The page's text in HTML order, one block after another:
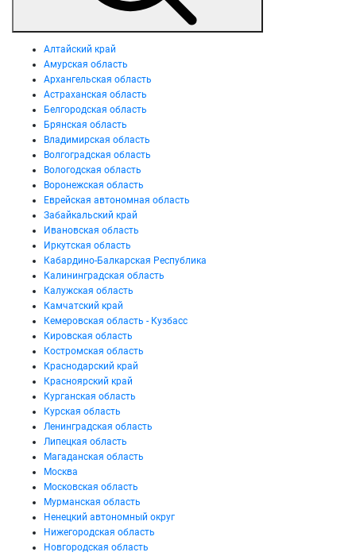
Алтайский край
Амурская область
Архангельская область
Астраханская область
Белгородская область
Брянская область
Владимирская область
Волгоградская область
Вологодская область
Воронежская область
Еврейская автономная область
Забайкальский край
Ивановская область
Иркутская область
Кабардино-Балкарская Республика
Калининградская область
Калужская область
Камчатский край
Кемеровская область - Кузбасс
Кировская область
Костромская область
Краснодарский край
Красноярский край
Курганская область
Курская область
Ленинградская область
Липецкая область
Магаданская область
Москва
Московская область
Мурманская область
Ненецкий автономный округ
Нижегородская область
Новгородская область